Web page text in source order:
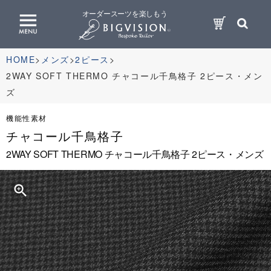
オーダースーツを楽しもう
HOME メンズ 2ピース
2WAY SOFT THERMO チャコール千鳥格子 2ピース・メン
ズ
機能性素材
チャコール千鳥格子
2WAY SOFT THERMO チャコール千鳥格子 2ピース・メンズ
zoom_in